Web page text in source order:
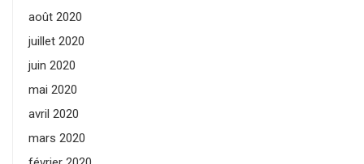
août 2020
juillet 2020
juin 2020
mai 2020
avril 2020
mars 2020